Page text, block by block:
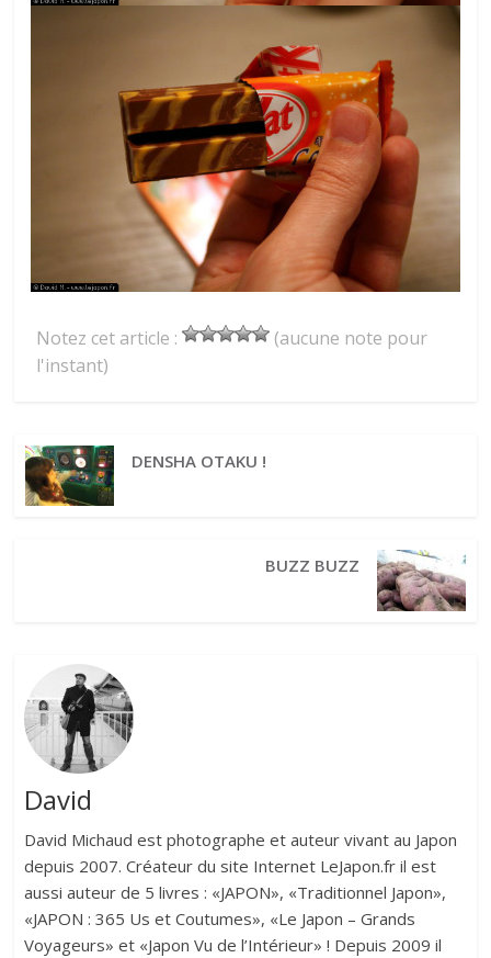
Notez cet article :
(aucune note pour
l'instant)
DENSHA OTAKU !
BUZZ BUZZ
David
David Michaud est photographe et auteur vivant au Japon
depuis 2007. Créateur du site Internet LeJapon.fr il est
aussi auteur de 5 livres : «JAPON», «Traditionnel Japon»,
«JAPON : 365 Us et Coutumes», «Le Japon – Grands
Voyageurs» et «Japon Vu de l’Intérieur» ! Depuis 2009 il